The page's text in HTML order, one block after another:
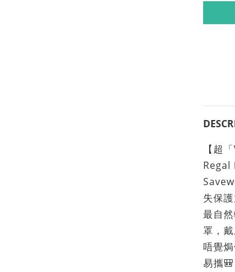
【超
Regal
失保
最自
罩，
唔覺
易攜